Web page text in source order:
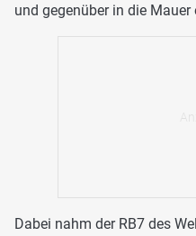
und gegenüber in die Mauer
Dabei nahm der RB7 des